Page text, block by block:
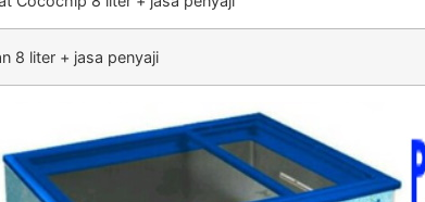
8 liter + jasa penyaji